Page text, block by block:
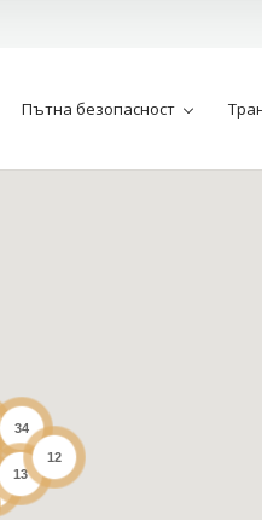
Пътна безопасност
34
13
12